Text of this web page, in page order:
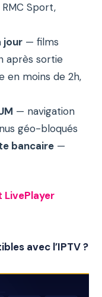
Sport,
jour — films
après sortie
en moins de 2h,
— navigation
géo-bloqués
bancaire —
avec l’IPTV ?